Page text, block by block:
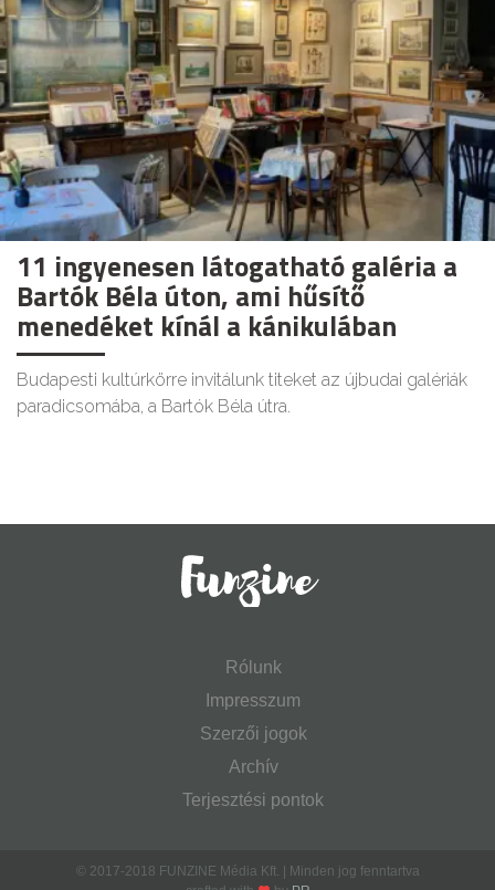
11 ingyenesen látogatható galéria a
Bartók Béla úton, ami hűsítő
menedéket kínál a kánikulában
Budapesti kultúrkörre invitálunk titeket az újbudai galériák
paradicsomába, a Bartók Béla útra.
Rólunk
Impresszum
Szerzői jogok
Archív
Terjesztési pontok
© 2017-2018 FUNZINE Média Kft. | Minden jog fenntartva